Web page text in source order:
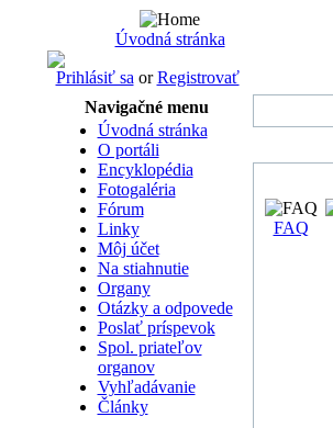
Úvodná stránka
Prihlásiť sa orRegistrovať
Navigačné menu
Úvodná stránka
O portáli
Encyklopédia
Fotogaléria
Fórum
Linky
Môj účet
Na stiahnutie
Organy
Otázky a odpovede
Poslať príspevok
Spol. priateľov
organov
Vyhľadávanie
Články
FAQ